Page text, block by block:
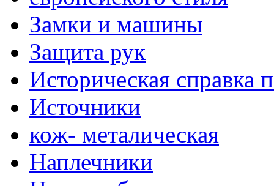
Замки и машины
Защита рук
Историческая справка
Источники
кож- металическая
Наплечники